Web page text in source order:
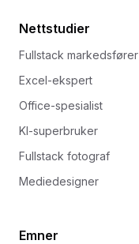
Nettstudier
Fullstack markedsfører
Excel-ekspert
Office-spesialist
KI-superbruker
Fullstack fotograf
Mediedesigner
Emner